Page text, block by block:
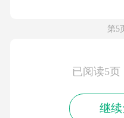
第5
已阅读5页
继